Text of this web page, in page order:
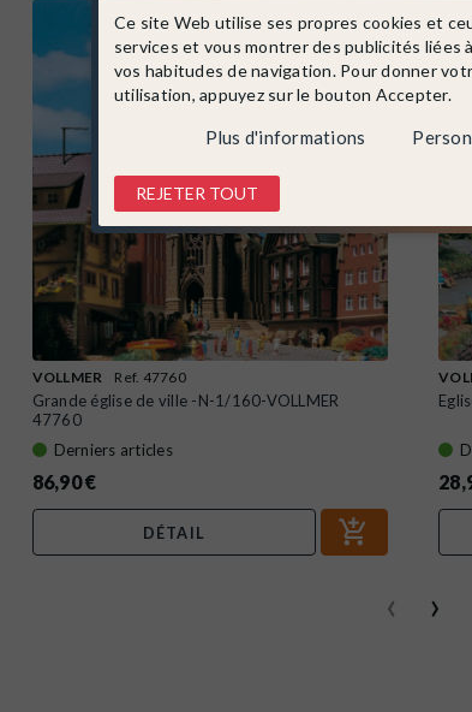
VOLLMER Ref. 47760
Grande église de ville -N-1/160-VOLLMER
47760
Derniers articles
86,90 €
DÉTAIL
‹ ›
Ce site Web utilise ses propres cookies et
services et vous montrer des publicités liées
vos habitudes de navigation. Pour donner
utilisation, appuyez sur le bouton Accepter.
Plus d'informations
REJETER TOUT